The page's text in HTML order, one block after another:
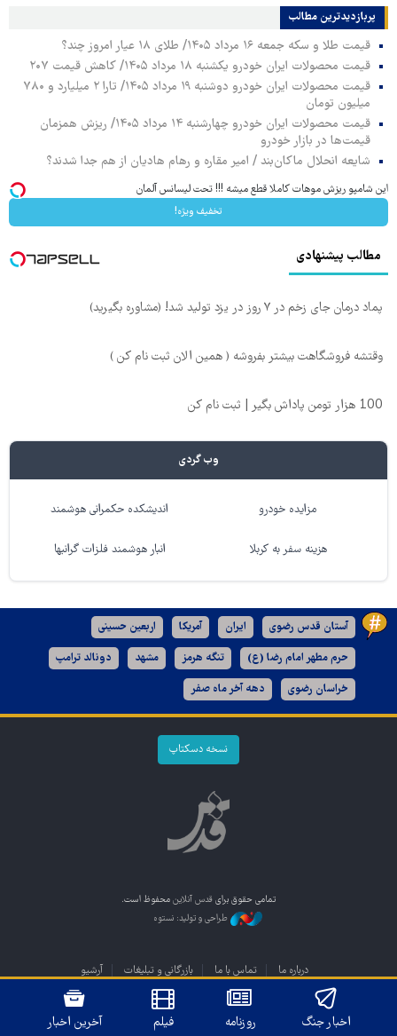
پربازدیدترین‌ مطالب
قیمت طلا و سکه جمعه ۱۶ مرداد ۱۴۰۵/ طلای ۱۸ عیار امروز چند؟
قیمت محصولات ایران خودرو یکشنبه ۱۸ مرداد ۱۴۰۵/ کاهش قیمت ۲۰۷
قیمت محصولات ایران خودرو دوشنبه ۱۹ مرداد ۱۴۰۵/ تارا ۲ میلیارد و ۷۸۰
میلیون تومان
قیمت محصولات ایران خودرو چهارشنبه ۱۴ مرداد ۱۴۰۵/ ریزش همزمان
قیمت‌ها در بازار خودرو
شایعه انحلال ماکان‌بند / امیر مقاره و رهام هادیان از هم جدا شدند؟
این شامپو ریزش موهات کاملا قطع میشه !!! تحت لیسانس آلمان
تخفیف ویژه!
مطالب پیشنهادی
پماد درمان جای زخم در ۷ روز در یزد تولید شد! (مشاوره بگیرید)
وقتشه فروشگاهت بیشتر بفروشه ( همین الان ثبت نام کن )
100 هزار تومن پاداش بگیر | ثبت نام کن
وب گردی
مزایده خودرو اندیشکده حکمرانی هوشمند
هزینه سفر به کربلا انبار هوشمند فلزات گرانبها
آستان قدس رضوی ایران آمریکا اربعین حسینی
حرم مطهر امام رضا (ع) تنگه هرمز مشهد دونالد ترامپ
خراسان رضوی دهه آخر ماه صفر
نسخه دسکتاپ
تمامی حقوق برای قدس آنلاین محفوظ است.
طراحی و تولید: نستوه
درباره ما تماس با ما بازرگانی و تبلیغات آرشیو
اخبار جنگ روزنامه فیلم آخرین اخبار